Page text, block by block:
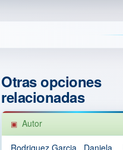
Otras opciones
relacionadas
Autor
Rodriguez Garcia., Daniela.